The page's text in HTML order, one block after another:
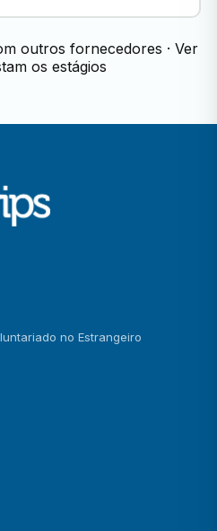
outros fornecedores · Ver
os estágios
no Estrangeiro